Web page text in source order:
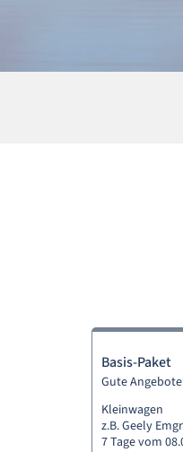
Basis-Paket
Gute
Kleinwagen
z.B. Geely
7 Tage vom